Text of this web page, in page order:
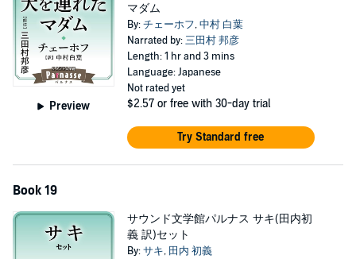
Preview
マダム
By:チェーホフ,中村 白葉
Narrated by:三田村 邦彦
Length: 1 hr and 3 mins
Language: Japanese
Not rated yet
$2.57 or free with 30-day trial
Try Standard free
Book 19
サウンド文学館パルナス サキ(田内初
義 訳)セット
By:サキ, 田内 初義